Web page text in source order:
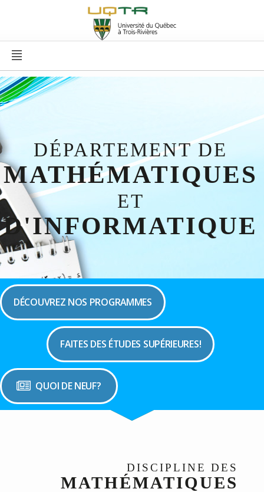
DÉPARTEMENT DE
MATHÉMATIQUES
ET
D'INFORMATIQUE
DÉCOUVREZ NOS PROGRAMMES
FAITES DES ÉTUDES SUPÉRIEURES!
QUOI DE NEUF?
DISCIPLINE DES
MATHÉMATIQUES